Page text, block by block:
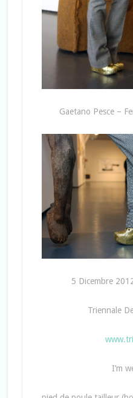
Gaetano Pesce –
5 Dicembre
Triennale
I’m